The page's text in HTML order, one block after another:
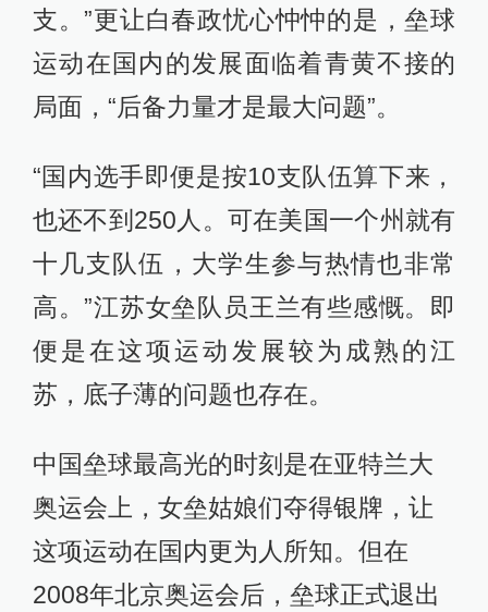
支。”更让白春政忧心忡忡的是，垒球
运动在国内的发展面临着青黄不接的
局面，“后备力量才是最大问题”。
“国内选手即便是按10支队伍算下来，
也还不到250人。可在美国一个州就有
十几支队伍，大学生参与热情也非常
高。”江苏女垒队员王兰有些感慨。即
便是在这项运动发展较为成熟的江
苏，底子薄的问题也存在。
中国垒球最高光的时刻是在亚特兰大
奥运会上，女垒姑娘们夺得银牌，让
这项运动在国内更为人所知。但在
2008年北京奥运会后，垒球正式退出